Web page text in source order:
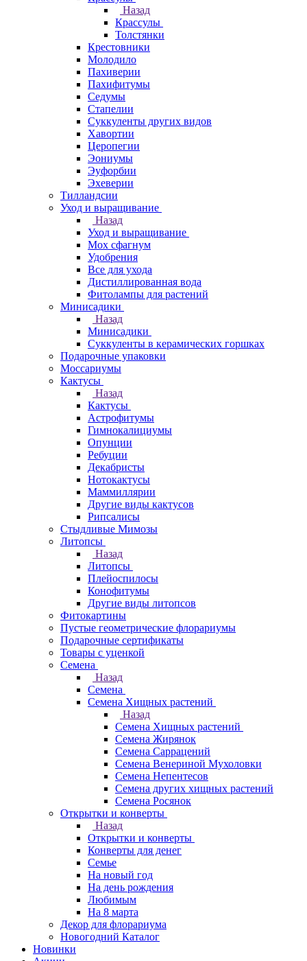
Назад
Крассулы
Толстянки
Крестовники
Молодило
Пахиверии
Пахифитумы
Седумы
Стапелии
Суккуленты других видов
Хавортии
Церопегии
Эониумы
Эуфорбии
Эхеверии
Тилландсии
Уход и выращивание
Назад
Уход и выращивание
Мох сфагнум
Удобрения
Все для ухода
Дистиллированная вода
Фитолампы для растений
Минисадики
Назад
Минисадики
Суккуленты в керамических горшках
Подарочные упаковки
Моссариумы
Кактусы
Назад
Кактусы
Астрофитумы
Гимнокалициумы
Опунции
Ребуции
Декабристы
Нотокактусы
Маммиллярии
Другие виды кактусов
Рипсалисы
Стыдливые Мимозы
Литопсы
Назад
Литопсы
Плейоспилосы
Конофитумы
Другие виды литопсов
Фитокартины
Пустые геометрические флорариумы
Подарочные сертификаты
Товары с уценкой
Семена
Назад
Семена
Семена Хищных растений
Назад
Семена Хищных растений
Семена Жирянок
Семена Саррацений
Семена Венериной Мухоловки
Семена Непентесов
Семена других хищных растений
Семена Росянок
Открытки и конверты
Назад
Открытки и конверты
Конверты для денег
Семье
На новый год
На день рождения
Любимым
На 8 марта
Декор для флорариума
Новогодний Каталог
Новинки